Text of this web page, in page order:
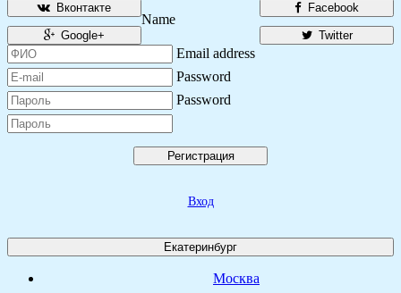
Facebook
Вконтакте
Twitter
Google+
Name
Email address
Password
Password
Регистрация
Вход
Екатеринбург
Москва